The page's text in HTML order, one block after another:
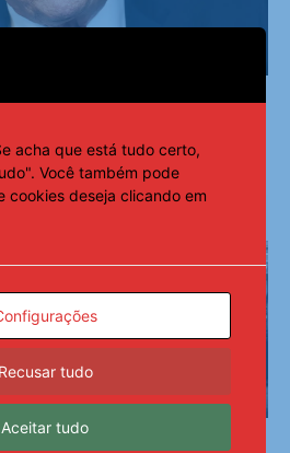
e restringe cidadania
Milei a recuar sobre
acha que está tudo certo,
Você também pode
cookies deseja clicando em
Recusar tudo
Aceitar tudo